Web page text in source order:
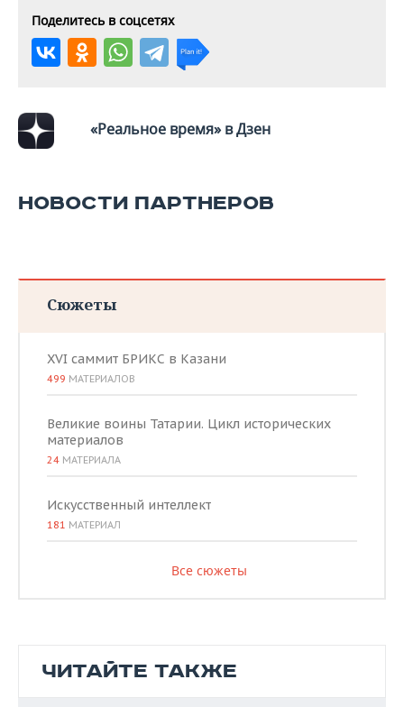
Поделитесь в соцсетях
«Реальное время» в Дзен
НОВОСТИ ПАРТНЕРОВ
Сюжеты
XVI саммит БРИКС в Казани
499 МАТЕРИАЛОВ
Великие воины Татарии. Цикл исторических
материалов
24 МАТЕРИАЛА
Искусственный интеллект
181 МАТЕРИАЛ
Все сюжеты
ЧИТАЙТЕ ТАКЖЕ